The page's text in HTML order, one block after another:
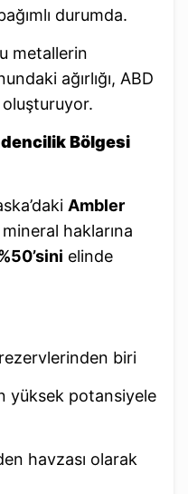
durumda.
metallerin
ağırlığı, ABD
oluşturuyor.
Bölgesi
Ambler
haklarına
elinde
biri
yüksek potansiyele
havzası olarak